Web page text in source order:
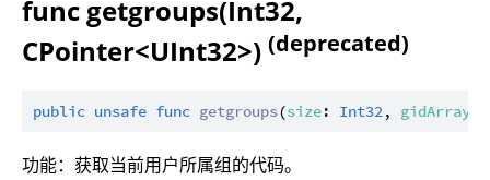
func getgroups(Int32,
CPointer<UInt32>) (deprecated)
public unsafe func getgroups(size: Int32, gidArray
功能：获取当前用户所属组的代码。